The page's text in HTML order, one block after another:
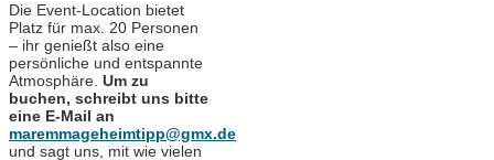
Die Event-Location bietet
Platz für max. 20 Personen
– ihr genießt also eine
persönliche und entspannte
Atmosphäre. Um zu
buchen, schreibt uns bitte
eine E-Mail an
maremmageheimtipp@gmx.de
und sagt uns, mit wie vielen